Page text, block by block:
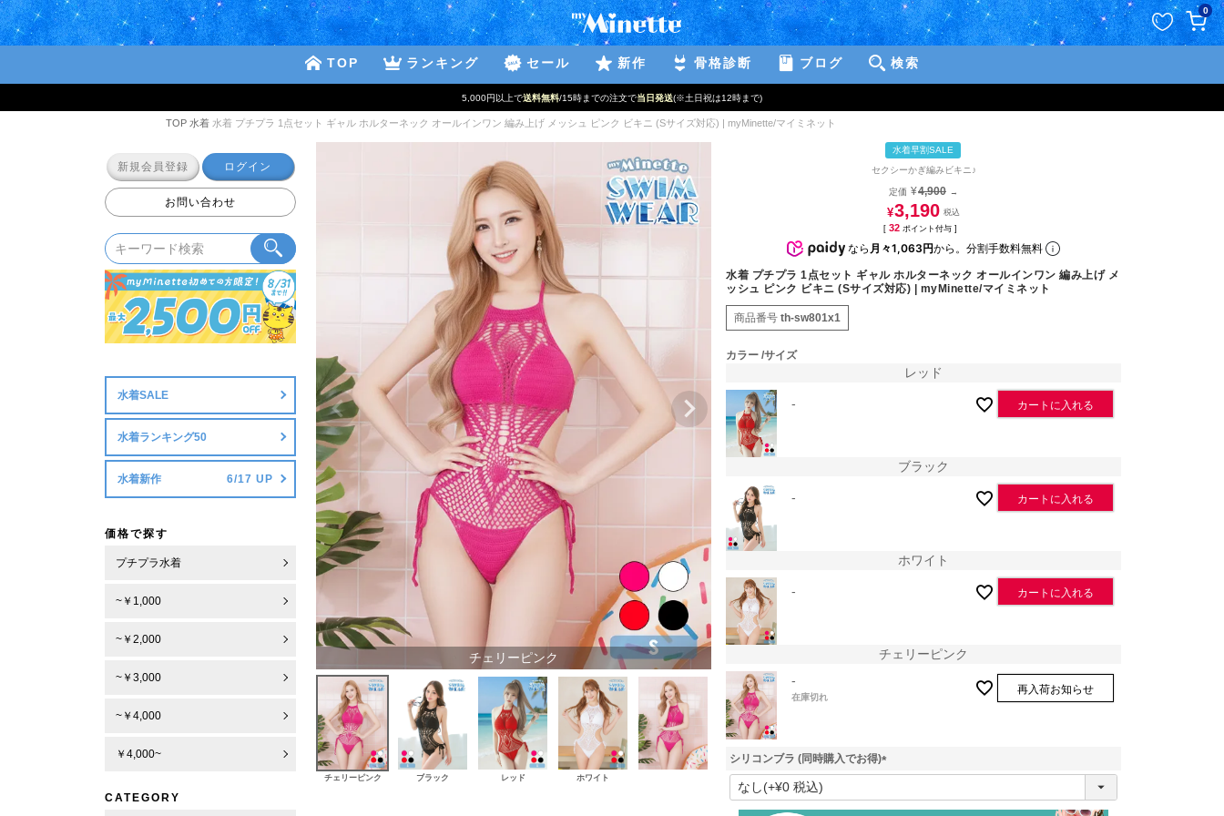
0
TOP ランキング セール 新作 骨格診断 ブログ 検索
5,000円以上で送料無料/15時までの注文で当日発送(※土日祝は12時まで)
TOP 水着 水着 プチプラ 1点セット ギャル ホルターネック オールインワン 編み上げ メッシュ ピンク ビキニ (Sサイズ対応) | myMinette/マイミネット
新規会員登録 ログイン
お問い合わせ
水着SALE
水着ランキング50
水着新作
価格で探す
プチプラ水着
~￥1,000
~￥2,000
~￥3,000
~￥4,000
￥4,000~
CATEGORY
チェリーピンク ブラック
チェリーピンク ブラック レッド ホワイト
水着早割SALE
セクシーかぎ編みビキニ♪
定価 ¥4,900 →
¥3,190
[ 32 ポイント付与 ]
なら 月々1,063円から。分割手数料無料
水着 プチプラ 1点セット ギャル ホルターネック オールインワン 編み上げ メ
ッシュ ピンク ビキニ (Sサイズ対応) | myMinette/マイミネット
商品番号 th-sw801x1
カラー サイズ
レッド
- カートに入れる
ブラック
- カートに入れる
ホワイト
- カートに入れる
チェリーピンク
-
在庫切れ
再入荷お知らせ
シリコンブラ (同時購入でお得)
(
須
ペー
ジト
ップ